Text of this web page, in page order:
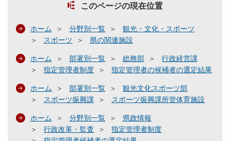
このページの現在位置
ホーム 分野別一覧
観光・文化・スポーツ
スポーツ
県の関連施設
ホーム 部署別一覧 総務部
行政経営課
指定管理者制度
指定管理者の候補者の選定結果
ホーム 部署別一覧
観光文化スポーツ部
スポーツ振興課
スポーツ振興課所管体育施設
ホーム 分野別一覧
県政情報
行政改革・監査
指定管理者制度